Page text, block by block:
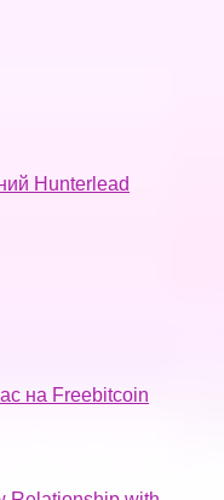
Hunterlead
на Freebitcoin